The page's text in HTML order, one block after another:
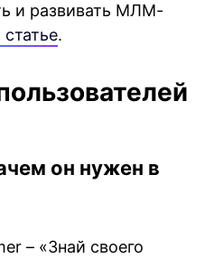
и развивать МЛМ-
статье.
он нужен в
– «Знай своего